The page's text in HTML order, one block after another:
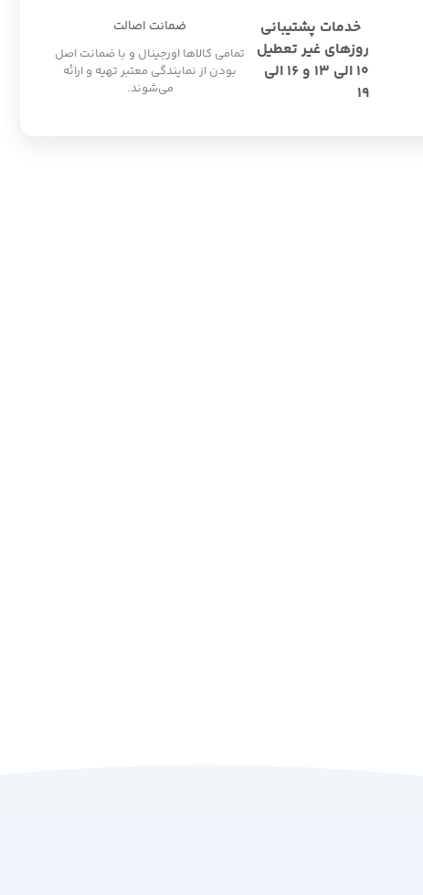
خدمات پشتیبانی
روزهای غیر تعطیل
10 الی 13 و 16 الی
19
ضمانت اصالت
تمامی کالاها اورجینال و با ضمانت اصل
بودن از نمایندگی معتبر تهیه و ارائه
می‌شوند.